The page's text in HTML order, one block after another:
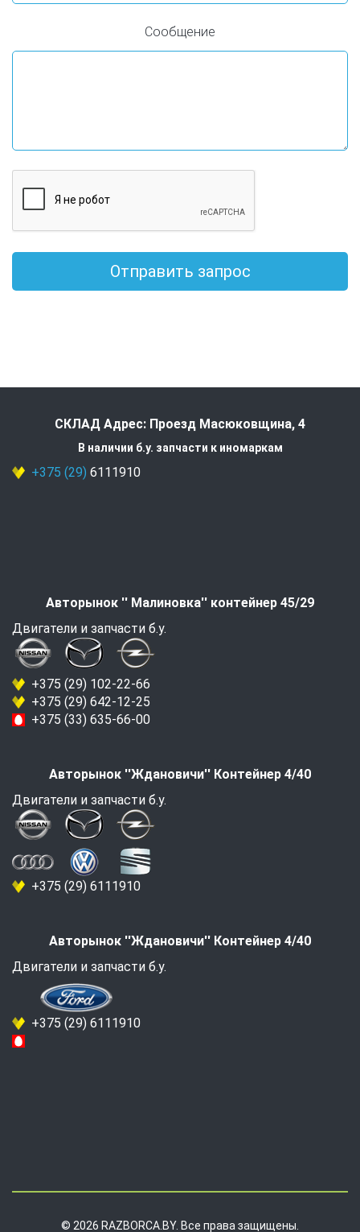
Сообщение
Отправить запрос
СКЛАД Адрес: Проезд Масюковщина, 4
В наличии б.у. запчасти к иномаркам
+375 (29) 6111910
Авторынок '' Малиновка'' контейнер 45/29
Двигатели и запчасти б.у.
+375 (29) 102-22-66
+375 (29) 642-12-25
+375 (33) 635-66-00
Авторынок ''Ждановичи'' Контейнер 4/40
Двигатели и запчасти б.у.
+375 (29) 6111910
Авторынок ''Ждановичи'' Контейнер 4/40
Двигатели и запчасти б.у.
+375 (29) 6111910
© 2026 RAZBORCA.BY. Все права защищены.